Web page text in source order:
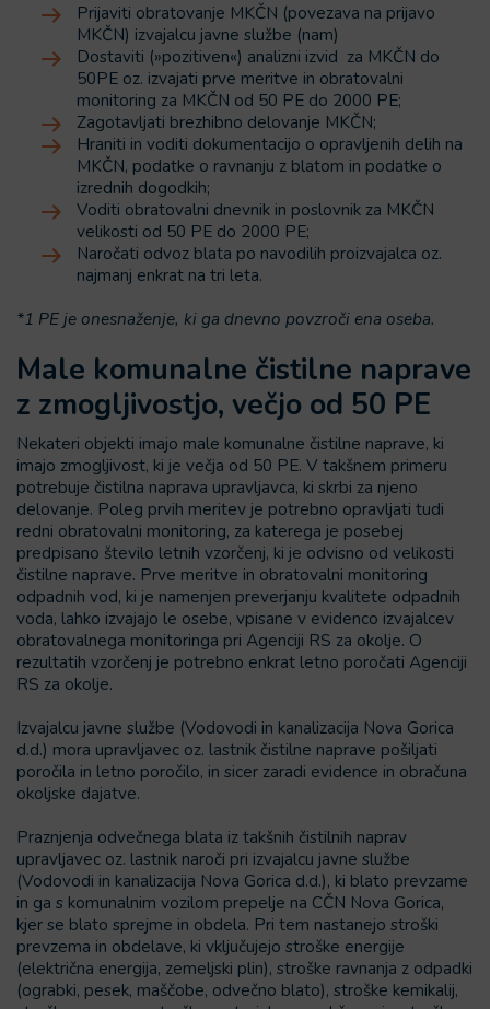
Prijaviti obratovanje MKČN (povezava na prijavo
MKČN) izvajalcu javne službe (nam)
Dostaviti (»pozitiven«) analizni izvid za MKČN do
50PE oz. izvajati prve meritve in obratovalni
monitoring za MKČN od 50 PE do 2000 PE;
Zagotavljati brezhibno delovanje MKČN;
Hraniti in voditi dokumentacijo o opravljenih delih na
MKČN, podatke o ravnanju z blatom in podatke o
izrednih dogodkih;
Voditi obratovalni dnevnik in poslovnik za MKČN
velikosti od 50 PE do 2000 PE;
Naročati odvoz blata po navodilih proizvajalca oz.
najmanj enkrat na tri leta.
*1 PE je onesnaženje, ki ga dnevno povzroči ena oseba.
Male komunalne čistilne naprave
z zmogljivostjo, večjo od 50 PE
Nekateri objekti imajo male komunalne čistilne naprave, ki
imajo zmogljivost, ki je večja od 50 PE. V takšnem primeru
potrebuje čistilna naprava upravljavca, ki skrbi za njeno
delovanje. Poleg prvih meritev je potrebno opravljati tudi
redni obratovalni monitoring, za katerega je posebej
predpisano število letnih vzorčenj, ki je odvisno od velikosti
čistilne naprave. Prve meritve in obratovalni monitoring
odpadnih vod, ki je namenjen preverjanju kvalitete odpadnih
voda, lahko izvajajo le osebe, vpisane v evidenco izvajalcev
obratovalnega monitoringa pri Agenciji RS za okolje. O
rezultatih vzorčenj je potrebno enkrat letno poročati Agenciji
RS za okolje.
Izvajalcu javne službe (Vodovodi in kanalizacija Nova Gorica
d.d.) mora upravljavec oz. lastnik čistilne naprave pošiljati
poročila in letno poročilo, in sicer zaradi evidence in obračuna
okoljske dajatve.
Praznjenja odvečnega blata iz takšnih čistilnih naprav
upravljavec oz. lastnik naroči pri izvajalcu javne službe
(Vodovodi in kanalizacija Nova Gorica d.d.), ki blato prevzame
in ga s komunalnim vozilom prepelje na CČN Nova Gorica,
kjer se blato sprejme in obdela. Pri tem nastanejo stroški
prevzema in obdelave, ki vključujejo stroške energije
(električna energija, zemeljski plin), stroške ravnanja z odpadki
(ograbki, pesek, maščobe, odvečno blato), stroške kemikalij,